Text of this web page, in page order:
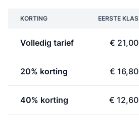
KORTING EERSTE KLAS
Volledig tarief € 21,00
20% korting € 16,80
40% korting € 12,60